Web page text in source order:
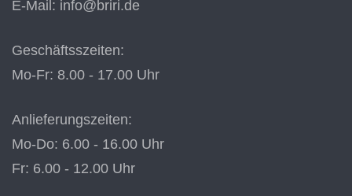
E-Mail: info@briri.de
Geschäftsszeiten:
Mo-Fr: 8.00 - 17.00 Uhr
Anlieferungszeiten:
Mo-Do: 6.00 - 16.00 Uhr
Fr: 6.00 - 12.00 Uhr